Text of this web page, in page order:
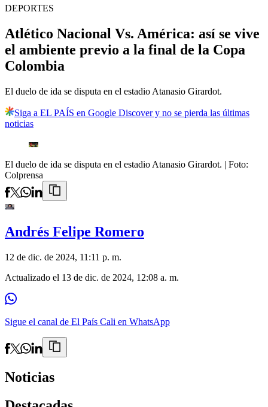
DEPORTES
Atlético Nacional Vs. América: así se vive
el ambiente previo a la final de la Copa
Colombia
El duelo de ida se disputa en el estadio Atanasio Girardot.
Siga a EL PAÍS en Google Discover y no se pierda las últimas
noticias
El duelo de ida se disputa en el estadio Atanasio Girardot. | Foto:
Colprensa
Andrés Felipe Romero
12 de dic. de 2024, 11:11 p. m.
Actualizado el 13 de dic. de 2024, 12:08 a. m.
Sigue el canal de El País Cali en WhatsApp
Noticias